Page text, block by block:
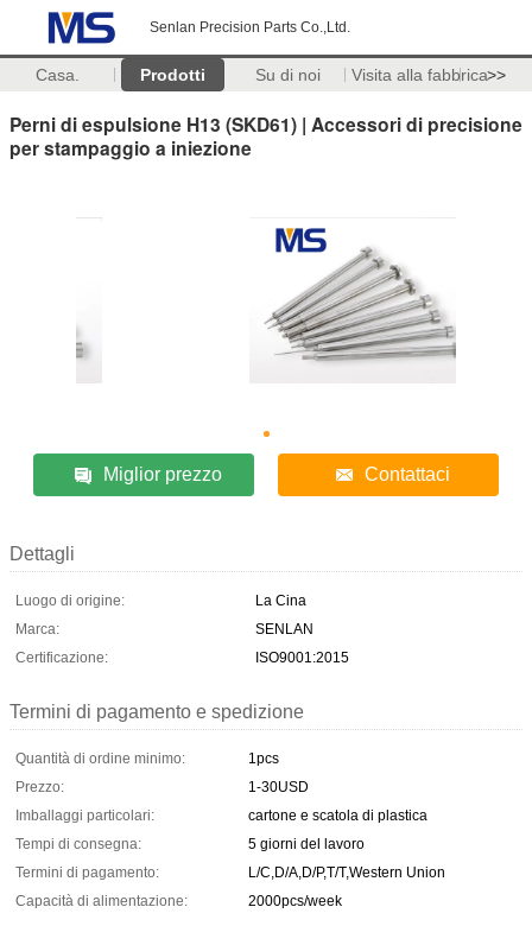
Senlan Precision Parts Co.,Ltd.
Casa. Prodotti Su di noi Visita alla fabbrica>>
Perni di espulsione H13 (SKD61) | Accessori di precisione
per stampaggio a iniezione
Miglior prezzo Contattaci
Dettagli
Luogo di origine:
La Cina
Marca:
SENLAN
Certificazione:
ISO9001:2015
Termini di pagamento e spedizione
Quantità di ordine minimo:
1pcs
Prezzo:
1-30USD
Imballaggi particolari:
cartone e scatola di plastica
Tempi di consegna:
5 giorni del lavoro
Termini di pagamento:
L/C,D/A,D/P,T/T,Western Union
Capacità di alimentazione:
2000pcs/week